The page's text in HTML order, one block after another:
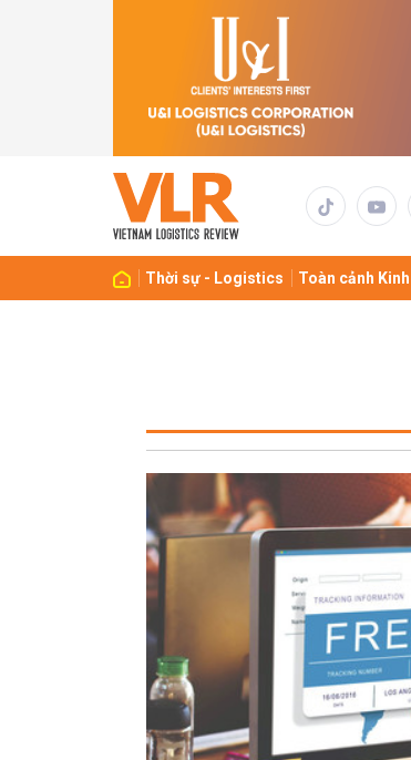
Thời sự - Logistics Toàn cảnh